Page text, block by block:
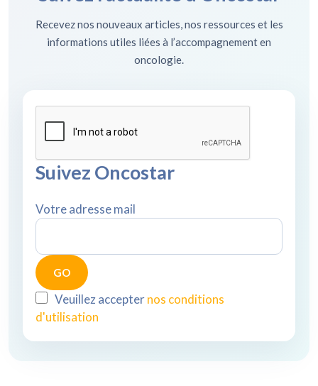
Recevez nos nouveaux articles, nos ressources et les
informations utiles liées à l’accompagnement en
oncologie.
Suivez Oncostar
Votre adresse mail
Veuillez accepternos conditions
d'utilisation